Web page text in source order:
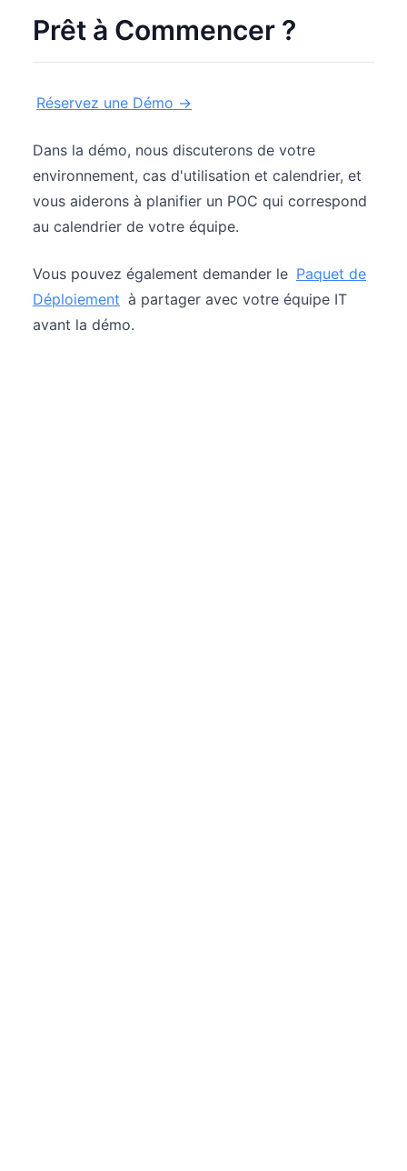
Prêt à Commencer ?
Réservez une Démo →
Dans la démo, nous discuterons de votre
environnement, cas d'utilisation et calendrier, et
vous aiderons à planifier un POC qui correspond
au calendrier de votre équipe.
Vous pouvez également demander le Paquet de
Déploiement à partager avec votre équipe IT
avant la démo.